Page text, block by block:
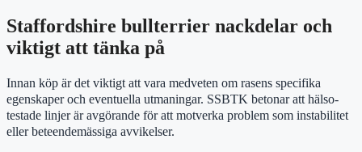
Staffordshire bullterrier nackdelar och
viktigt att tänka på
Innan köp är det viktigt att vara medveten om rasens specifika
egenskaper och eventuella utmaningar. SSBTK betonar att hälso-
testade linjer är avgörande för att motverka problem som instabilitet
eller beteendemässiga avvikelser.